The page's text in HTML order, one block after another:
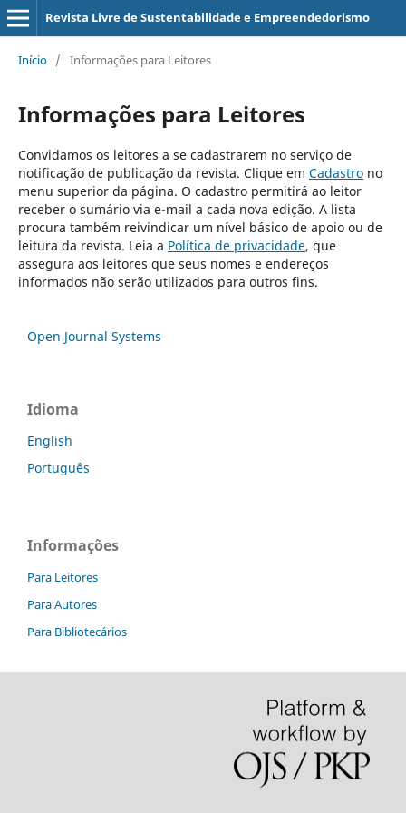
Revista Livre de Sustentabilidade e Empreendedorismo
Início / Informações para Leitores
Informações para Leitores
Convidamos os leitores a se cadastrarem no serviço de
notificação de publicação da revista. Clique em Cadastrono
menu superior da página. O cadastro permitirá ao leitor
receber o sumário via e-mail a cada nova edição. A lista
procura também reivindicar um nível básico de apoio ou de
leitura da revista. Leia a Política de privacidade, que
assegura aos leitores que seus nomes e endereços
informados não serão utilizados para outros fins.
Open Journal Systems
Idioma
English
Português
Informações
Para Leitores
Para Autores
Para Bibliotecários